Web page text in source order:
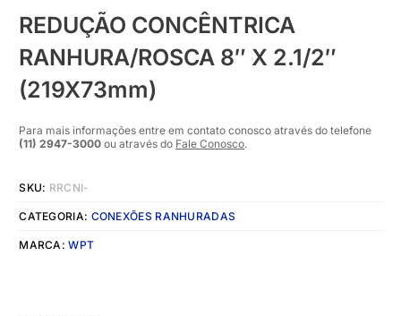
REDUÇÃO CONCÊNTRICA
RANHURA/ROSCA 8″ X 2.1/2″
(219X73mm)
Para mais informações entre em contato conosco através do telefone
(11) 2947-3000 ou através do Fale Conosco.
SKU: RRCNI-
CATEGORIA: CONEXÕES RANHURADAS
MARCA:WPT